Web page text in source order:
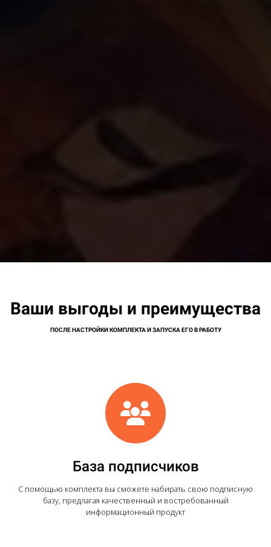
Ваши выгоды и преимущества
ПОСЛЕ НАСТРОЙКИ КОМПЛЕКТА И ЗАПУСКА ЕГО В РАБОТУ
База подписчиков
С помощью комплекта вы сможете набирать свою подписную
базу, предлагая качественный и востребованный
информационный продукт